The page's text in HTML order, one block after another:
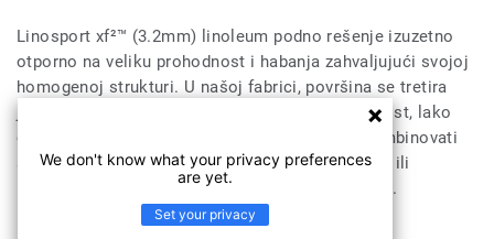
Linosport xf²™ (3.2mm) linoleum podno rešenje izuzetno
otporno na veliku prohodnost i habanja zahvaljujući svojoj
homogenoj strukturi. U našoj fabrici, površina se tretira
jedinstvenom xf²™ zaštitom za dodatnu izdržljivost, lako
čišćenje i ekonomično održavanje. Može se kombinovati
sa Lumaflex Duo podlogom za sportske namene ili
multifunkcionalnu upotebu unutar sportskih hala.
We don't know what your privacy preferences
are yet.
Set your privacy